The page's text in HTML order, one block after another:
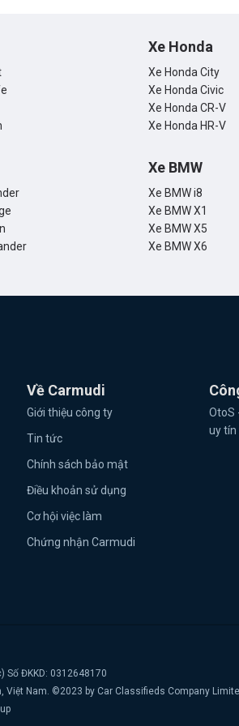
Xe Honda
Xe Honda City
Xe Honda Civic
Xe Honda CR-V
Xe Honda HR-V
Xe BMW
Xe BMW i8
Xe BMW X1
Xe BMW X5
Xe BMW X6
Về Carmudi
Giới thiệu công ty
Tin tức
Chính sách bảo mật
Điều khoản sử dụng
Cơ hội việc làm
Chứng nhận Carmudi
OtoS
uy tín
Số ĐKKD: 0312648170
Việt Nam. ©2023 by Car Classifieds Company